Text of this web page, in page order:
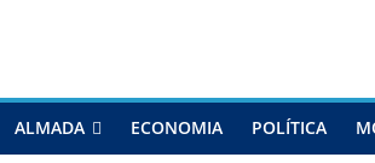
ALMADA ECONOMIA POLÍTICA